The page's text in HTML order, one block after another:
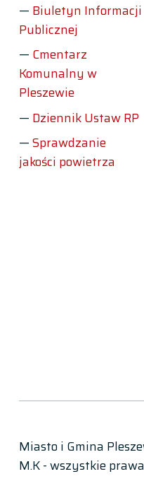
Biuletyn Informacji
Publicznej
Cmentarz
Komunalny w
Pleszewie
Dziennik Ustaw RP
Sprawdzanie
jakości powietrza
Miasto i Gmina
M.K - wszystkie